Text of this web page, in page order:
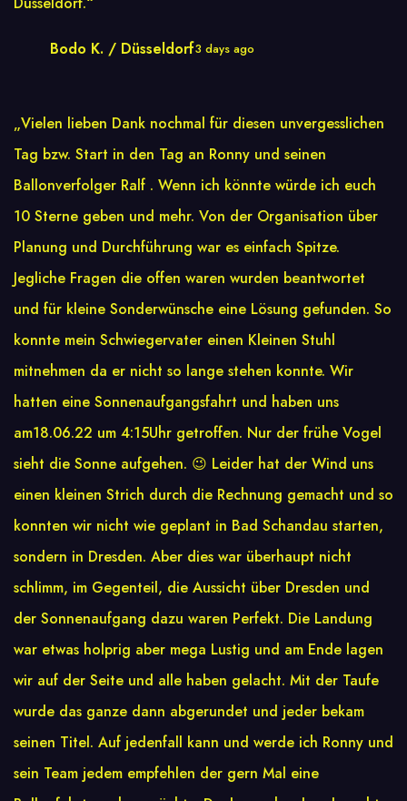
Bodo K. / Düsseldorf3 days ago
„Vielen lieben Dank nochmal für diesen unvergesslichen
Tag bzw. Start in den Tag an Ronny und seinen
Ballonverfolger Ralf . Wenn ich könnte würde ich euch
10 Sterne geben und mehr. Von der Organisation über
Planung und Durchführung war es einfach Spitze.
Jegliche Fragen die offen waren wurden beantwortet
und für kleine Sonderwünsche eine Lösung gefunden. So
konnte mein Schwiegervater einen Kleinen Stuhl
mitnehmen da er nicht so lange stehen konnte. Wir
hatten eine Sonnenaufgangsfahrt und haben uns
am18.06.22 um 4:15Uhr getroffen. Nur der frühe Vogel
sieht die Sonne aufgehen. 😉 Leider hat der Wind uns
einen kleinen Strich durch die Rechnung gemacht und so
konnten wir nicht wie geplant in Bad Schandau starten,
sondern in Dresden. Aber dies war überhaupt nicht
schlimm, im Gegenteil, die Aussicht über Dresden und
der Sonnenaufgang dazu waren Perfekt. Die Landung
war etwas holprig aber mega Lustig und am Ende lagen
wir auf der Seite und alle haben gelacht. Mit der Taufe
wurde das ganze dann abgerundet und jeder bekam
seinen Titel. Auf jedenfall kann und werde ich Ronny und
sein Team jedem empfehlen der gern Mal eine